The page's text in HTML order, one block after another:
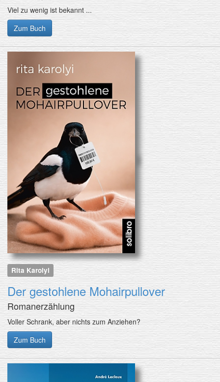
Viel zu wenig ist bekannt ...
Zum Buch
Rita Karolyi
Der gestohlene Mohairpullover
Romanerzählung
Voller Schrank, aber nichts zum Anziehen?
Zum Buch